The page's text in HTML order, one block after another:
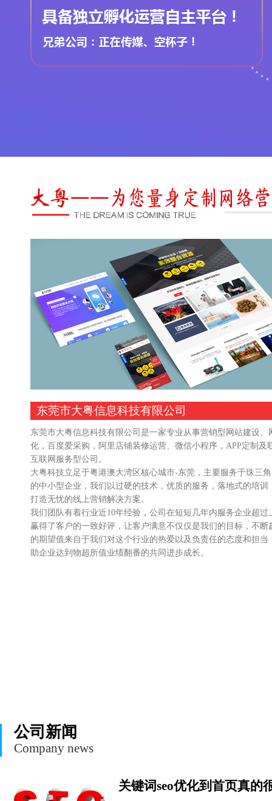
东莞市大粤信息科技有限公司
东莞市大粤信息科技有限公司是一家专业从事营销型网站建设、
化，百度爱采购，阿里店铺装修运营、微信小程序，APP定制及
互联网服务型公司。
大粤科技立足于粤港澳大湾区核心城市-东莞，主要服务于珠三
的中小型企业，我们以过硬的技术，优质的服务，落地式的培训
打造无忧的线上营销解决方案。
我们团队有着行业近10年经验，公司在短短几年内服务企业超过
赢得了客户的一致好评，让客户满意不仅仅是我们的目标，不断
的期望值来自于我们对这个行业的热爱以及负责任的态度和担当
助企业达到物超所值业绩翻番的共同进步成长。
公司新闻
Company news
关键词seo优化到首页真的